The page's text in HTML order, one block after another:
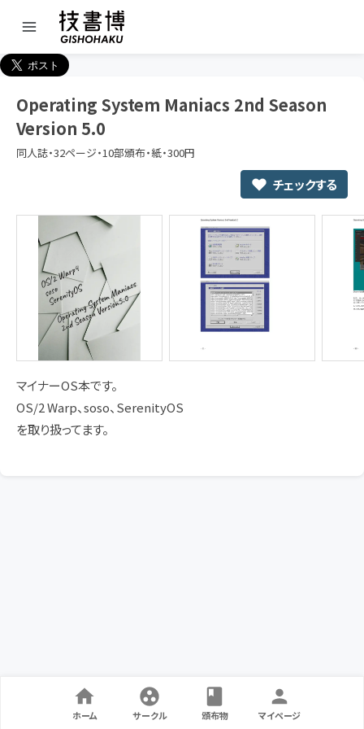
Operating System Maniacs 2nd Season
Version 5.0
同人誌・32ページ・10部頒布・紙・300円
チェックする
マイナーOS本です。
OS/2 Warp、soso、SerenityOS
を取り扱ってます。
ホーム サークル 頒布物 マイページ